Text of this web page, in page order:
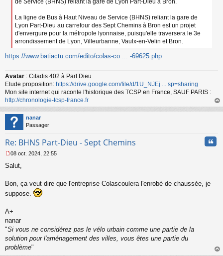
de Service (BHNS) reliant la gare de Lyon Part-Dieu à Bron.
La ligne de Bus à Haut Niveau de Service (BHNS) reliant la gare de
Lyon Part-Dieu au carrefour des Sept Chemins à Bron est un projet
d'envergure pour la métropole lyonnaise, puisqu'elle traversera le 3e
arrondissement de Lyon, Villeurbanne, Vaulx-en-Velin et Bron.
https://www.batiactu.com/edito/colas-co ... -69625.php
Avatar : Citadis 402 à Part Dieu
Etude proposition: https://drive.google.com/file/d/1U_NJEj ... sp=sharing
Mon site internet qui raconte l'historique des TCSP en France, SAUF PARIS :
http://chronologie-tcsp-france.fr
au
nanar
Passager
Re: BHNS Part-Dieu - Sept Chemins
e
s
g
n
o
n
l
u
08 oct. 2024, 22:55
Salut,
Bon, ça veut dire que l'entreprise Colascoulera l'enrobé de chaussée, je
suppose.
A+
nanar
"Si vous ne considérez pas le vélo urbain comme une partie de la
solution pour l'aménagement des villes, vous êtes une partie du
problème"